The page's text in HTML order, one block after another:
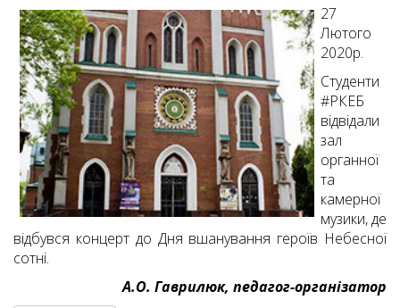
27
Лютого
2020р.
Студенти
#РКЕБ
відвідали
зал
органної
та
камерної
музики, де
відбувся концерт до Дня вшанування героїв Небесної
сотні.
А.О. Гаврилюк, педагог-організатор